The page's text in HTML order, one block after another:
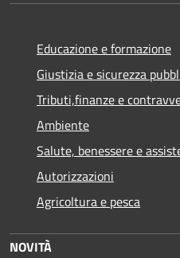
Educazione e formazione
Giustizia e sicurezza
Tributi,finanze e
Ambiente
Salute, benessere e
Autorizzazioni
Agricoltura e pesca
NOVITÀ